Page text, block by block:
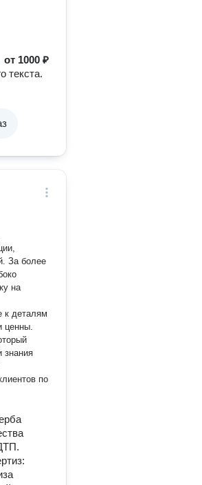
от 1000 ₽
текста.
За более
на
к деталям
ценны.
знания
по